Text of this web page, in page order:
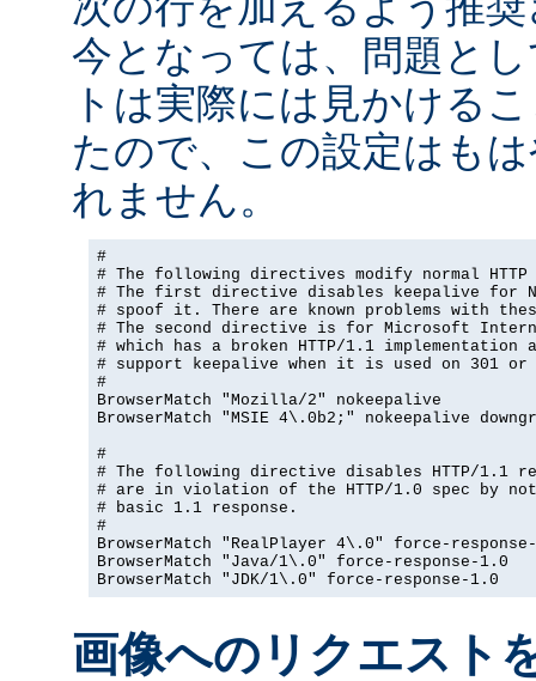
今となっては、問題と
トは実際には見かける
たので、この設定はも
れません。
#
# The following directives modify normal HTTP
# The first directive disables keepalive for
# spoof it. There are known problems with
# The second directive is for Microsoft
# which has a broken HTTP/1.1 implementation
# support keepalive when it is used on 301
#
BrowserMatch "Mozilla/2" nokeepalive
BrowserMatch "MSIE 4\.0b2;" nokeepalive
#
# The following directive disables HTTP/1.1
# are in violation of the HTTP/1.0 spec by
# basic 1.1 response.
#
BrowserMatch "RealPlayer 4\.0" force-
BrowserMatch "Java/1\.0" force-response-1.0
BrowserMatch "JDK/1\.0" force-response-1.0
画像へのリクエスト